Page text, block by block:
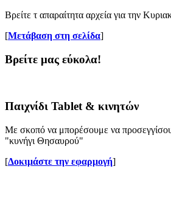
Βρείτε τ απαραίτητα αρχεία για την
[Μετάβαση στη σελίδα]
Βρείτε μας εύκολα!
Παιχνίδι Tablet & κινητών
Με σκοπό να μπορέσουμε να
"κυνήγι Θησαυρού"
[Δοκιμάστε την εφαρμογή]